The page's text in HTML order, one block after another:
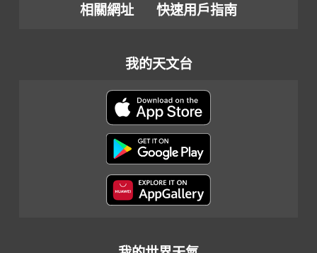
相關網址
快速用戶指南
我的天文台